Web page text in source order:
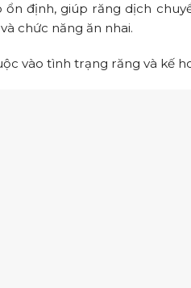
định, giúp răng dịch
chức năng ăn nhai.
vào tình trạng răng và kế